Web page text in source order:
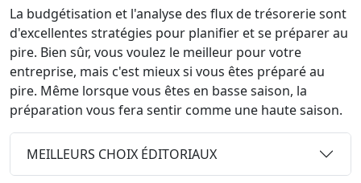
La budgétisation et l'analyse des flux de trésorerie sont
d'excellentes stratégies pour planifier et se préparer au
pire. Bien sûr, vous voulez le meilleur pour votre
entreprise, mais c'est mieux si vous êtes préparé au
pire. Même lorsque vous êtes en basse saison, la
préparation vous fera sentir comme une haute saison.
MEILLEURS CHOIX ÉDITORIAUX